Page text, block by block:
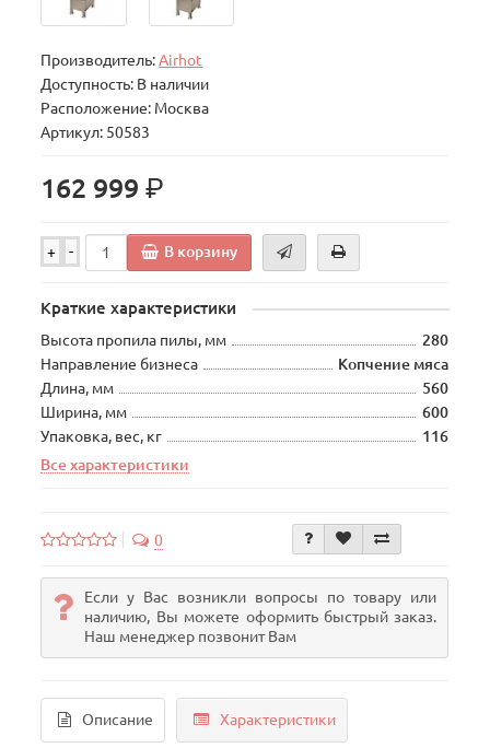
Производитель:Airhot
Доступность: В наличии
Расположение: Москва
Артикул: 50583
162 999р.
+ - В корзину
Краткие характеристики
Высота пропила пилы, мм
280
Направление бизнеса
Копчение мяса
Длина, мм
560
Ширина, мм
600
Упаковка, вес, кг
116
Все характеристики
0
Если у Вас возникли вопросы по товару или
наличию, Вы можете оформить быстрый заказ.
Наш менеджер позвонит Вам
Описание Характеристики